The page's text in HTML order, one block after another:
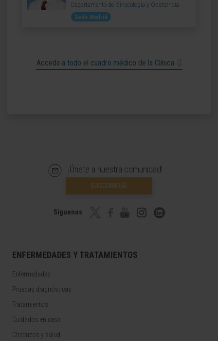
Departamento de Ginecología y Obstetricia
Sede Madrid
Acceda a todo el cuadro médico de la Clínica
¡Únete a nuestra comunidad!
SUSCRIBIRSE
Síguenos
ENFERMEDADES Y TRATAMIENTOS
Enfermedades
Pruebas diagnósticas
Tratamientos
Cuidados en casa
Chequeos y salud